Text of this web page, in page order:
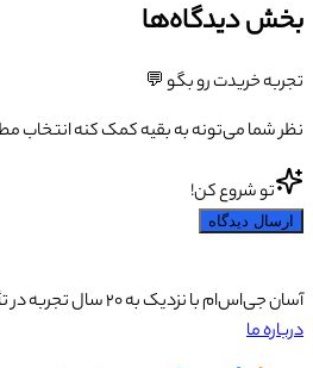
بخش دیدگاه‌ها
تجربه خریدت رو بگو 💬
نظر شما می‌تونه به بقیه کمک کنه انتخاب
تو شروع کن!
ارسال دیدگاه
آسان جی‌اس‌ام با نزدیک به ۲۰ سال تجربه در تأمین تجهیزات تعمیرات الکترونیک، آموزش تخصصی موبایل و ارائه خدمات تعمیر تلفن همراه و لوازم جانبی، با تکیه بر تیمی حرفه‌ای، رضایت و اعتماد مشتریان را اولویت اصلی خود قرار داده است.
درباره ما